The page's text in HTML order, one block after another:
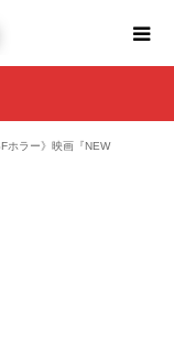
ホラー》映画『NEW